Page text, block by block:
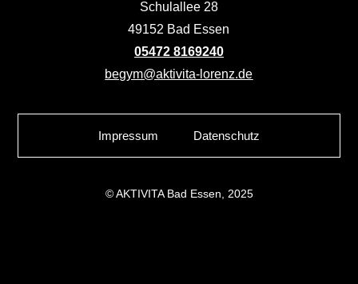
Schulallee 28
49152 Bad Essen
05472 8169240
begym@aktivita-lorenz.de
Impressum Datenschutz
© AKTIVITA Bad Essen, 2025